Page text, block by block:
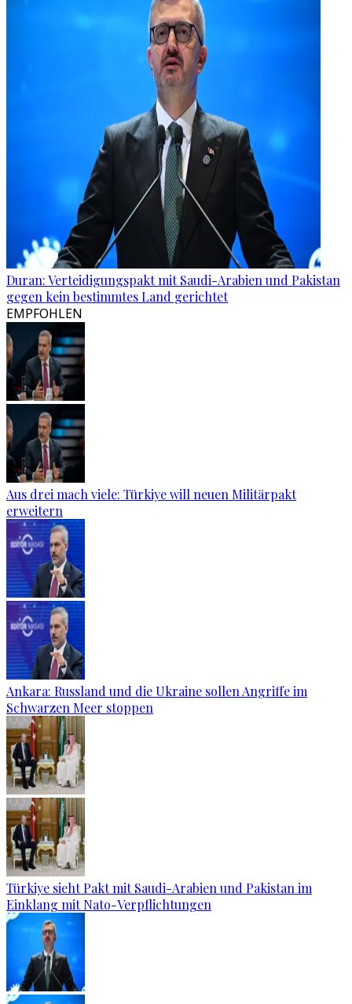
Duran: Verteidigungspakt mit Saudi-Arabien und Pakistan
gegen kein bestimmtes Land gerichtet
EMPFOHLEN
Aus drei mach viele: Türkiye will neuen Militärpakt
erweitern
Ankara: Russland und die Ukraine sollen Angriffe im
Schwarzen Meer stoppen
Türkiye sieht Pakt mit Saudi-Arabien und Pakistan im
Einklang mit Nato-Verpflichtungen